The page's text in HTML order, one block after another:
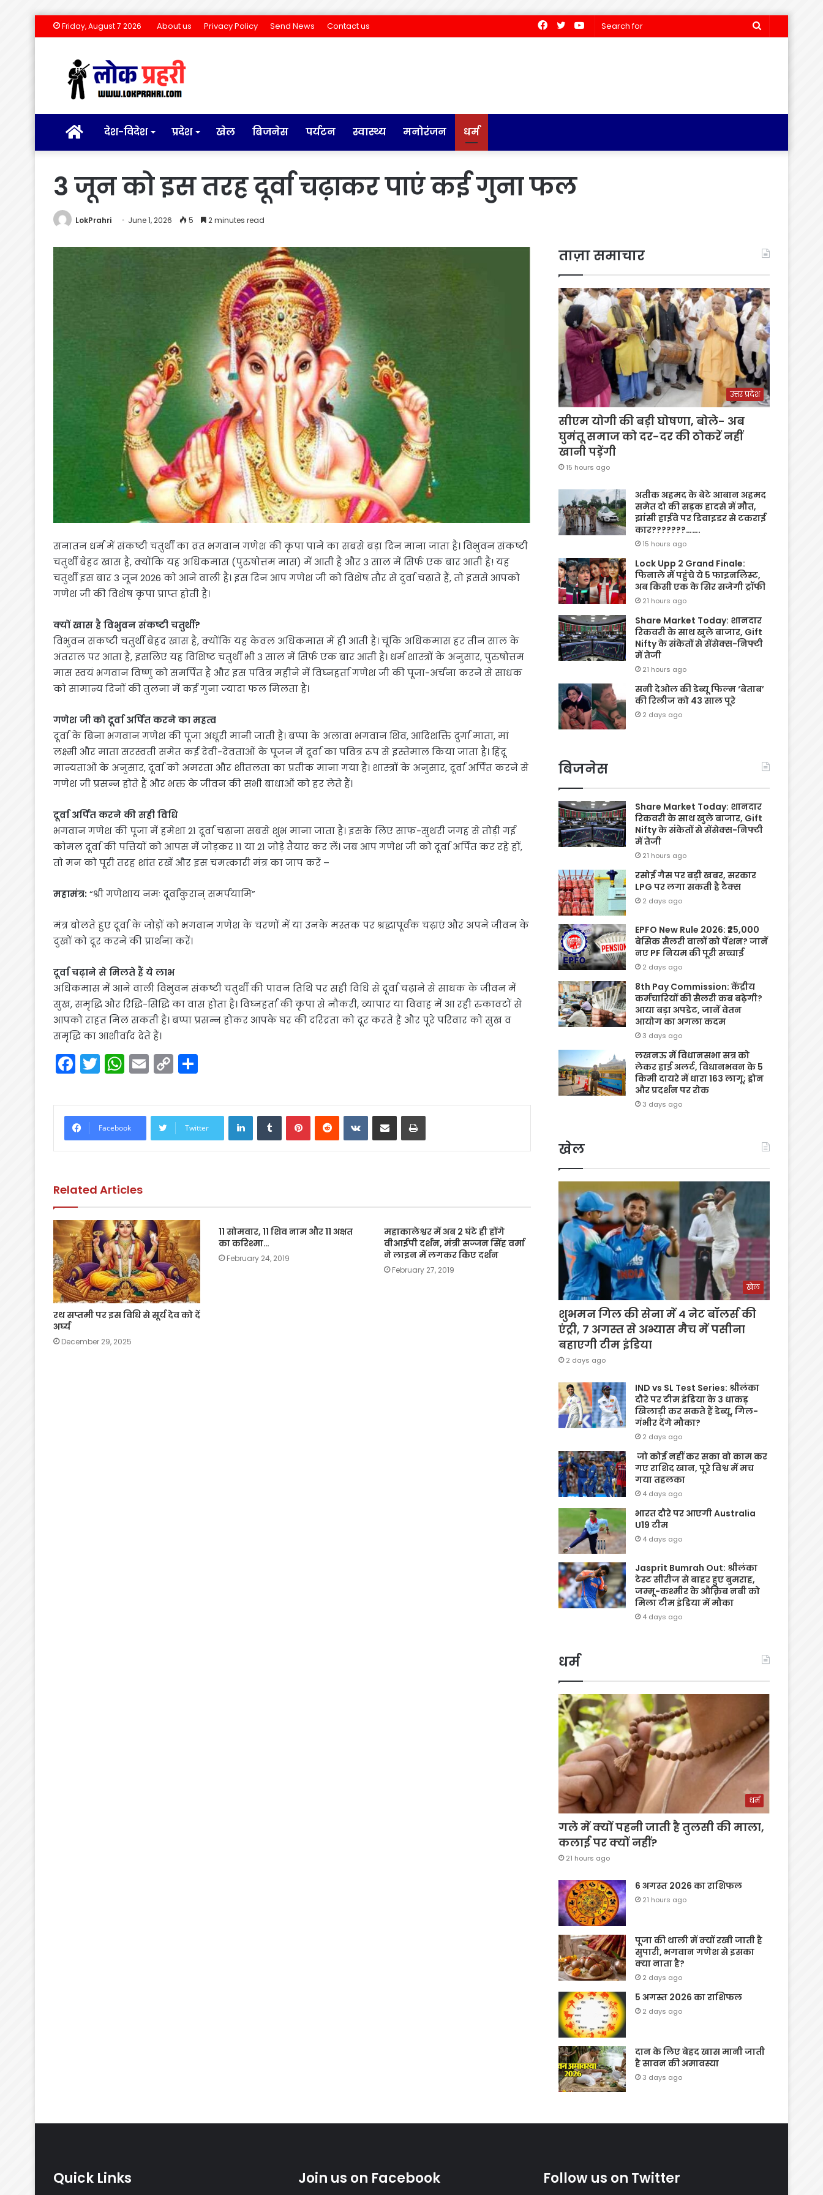
Friday, August 7 2026 About us Privacy Policy Send News Contact us
Search
YouTube
Twitter
Facebook
होम देश-विदेश प्रदेश खेल बिजनेस पर्यटन स्वास्थ्य मनोरंजन धर्म
3 जून को इस तरह दूर्वा चढ़ाकर पाएं कई गुना फल
LokPrahri June 1, 2026 5 2 minutes read
सनातन धर्म में संकष्टी चतुर्थी का व्रत भगवान गणेश की कृपा पाने का सबसे बड़ा दिन माना जाता है। विभुवन संकष्टी
चतुर्थी बेहद खास है, क्योंकि यह अधिकमास (पुरुषोत्तम मास) में आती है और 3 साल में सिर्फ एक बार आती है! यह
चतुर्थी इस बार 3 जून 2026 को आने वाली है। इस दिन आप गणेश जी को विशेष तौर से दुर्वा चढ़ाते हैं, तो इससे आपको
गणेश जी की विशेष कृपा प्राप्त होती है।
क्यों खास है विभुवन संकष्टी चतुर्थी?
विभुवन संकष्टी चतुर्थी बेहद खास है, क्योंकि यह केवल अधिकमास में ही आती है। चूंकि अधिकमास हर तीन साल के
अंतराल पर आता है, इसलिए यह विशिष्ट चतुर्थी भी 3 साल में सिर्फ एक बार आती है। धर्म शास्त्रों के अनुसार, पुरुषोत्तम
मास स्वयं भगवान विष्णु को समर्पित है और इस पवित्र महीने में विघ्नहर्ता गणेश जी की पूजा-अर्चना करने से साधक
को सामान्य दिनों की तुलना में कई गुना ज्यादा फल मिलता है।
गणेश जी को दूर्वा अर्पित करने का महत्व
दूर्वा के बिना भगवान गणेश की पूजा अधूरी मानी जाती है। बप्पा के अलावा भगवान शिव, आदिशक्ति दुर्गा माता, मां
लक्ष्मी और माता सरस्वती समेत कई देवी-देवताओं के पूजन में दूर्वा का पवित्र रूप से इस्तेमाल किया जाता है। हिंदू
मान्यताओं के अनुसार, दूर्वा को अमरता और शीतलता का प्रतीक माना गया है। शास्त्रों के अनुसार, दूर्वा अर्पित करने से
गणेश जी प्रसन्न होते हैं और भक्त के जीवन की सभी बाधाओं को हर लेते हैं।
दूर्वा अर्पित करने की सही विधि
भगवान गणेश की पूजा में हमेशा 21 दूर्वा चढ़ाना सबसे शुभ माना जाता है। इसके लिए साफ-सुथरी जगह से तोड़ी गई
कोमल दूर्वा की पत्तियों को आपस में जोड़कर 11 या 21 जोड़े तैयार कर लें। जब आप गणेश जी को दूर्वा अर्पित कर रहे हों,
तो मन को पूरी तरह शांत रखें और इस चमत्कारी मंत्र का जाप करें –
महामंत्र: “श्री गणेशाय नमः दूर्वांकुरान् समर्पयामि”
मंत्र बोलते हुए दूर्वा के जोड़ों को भगवान गणेश के चरणों में या उनके मस्तक पर श्रद्धापूर्वक चढ़ाएं और अपने जीवन के
दुखों को दूर करने की प्रार्थना करें।
दूर्वा चढ़ाने से मिलते हैं ये लाभ
अधिकमास में आने वाली विभुवन संकष्टी चतुर्थी की पावन तिथि पर सही विधि से दूर्वा चढ़ाने से साधक के जीवन में
सुख, समृद्धि और रिद्धि-सिद्धि का वास होता है। विघ्नहर्ता की कृपा से नौकरी, व्यापार या विवाह में आ रही रुकावटों से
आपको राहत मिल सकती है। बप्पा प्रसन्न होकर आपके घर की दरिद्रता को दूर करते हैं और पूरे परिवार को सुख व
समृद्धि का आशीर्वाद देते हैं।
F
a
c
e
b
o
k
T
w
itt
er
W
h
a
ts
A
p
E
m
ai
l
C
o
p
y
Li
ar
e
Facebook Twitter
LinkedInTumblrPinterestReddit VKontakte
Share via Email Print
Related Articles
रथ सप्तमी पर इस विधि से सूर्य देव को दें
अर्घ्य
December 29, 2025
11 सोमवार, 11 शिव नाम और 11 अक्षत
का करिश्मा…
February 24, 2019
महाकालेश्वर में अब 2 घंटे ही होंगे
वीआईपी दर्शन, मंत्री सज्जन सिंह वर्मा
ने लाइन में लगकर किए दर्शन
February 27, 2019
ताज़ा समाचार
उत्तर प्रदेश
सीएम योगी की बड़ी घोषणा, बोले- अब
घुमंतू समाज को दर-दर की ठोकरें नहीं
खानी पड़ेंगी
15 hours ago
अतीक अहमद के बेटे आबान अहमद
समेत दो की सड़क हादसे में मौत,
झांसी हाईवे पर डिवाइडर से टकराई
कार???????…….
15 hours ago
Lock Upp 2 Grand Finale:
फिनाले में पहुंचे ये 5 फाइनलिस्ट,
अब किसी एक के सिर सजेगी ट्रॉफी
21 hours ago
Share Market Today: शानदार
रिकवरी के साथ खुले बाजार, Gift
Nifty के संकेतों से सेंसेक्स-निफ्टी
में तेजी
21 hours ago
सनी देओल की डेब्यू फिल्म ‘बेताब’
की रिलीज को 43 साल पूरे
2 days ago
बिजनेस
Share Market Today: शानदार
रिकवरी के साथ खुले बाजार, Gift
Nifty के संकेतों से सेंसेक्स-निफ्टी
में तेजी
21 hours ago
रसोई गैस पर बड़ी खबर, सरकार
LPG पर लगा सकती है टैक्स
2 days ago
EPFO New Rule 2026: ₹25,000
बेसिक सैलरी वालों को पेंशन? जानें
नए PF नियम की पूरी सच्चाई
2 days ago
8th Pay Commission: केंद्रीय
कर्मचारियों की सैलरी कब बढ़ेगी?
आया बड़ा अपडेट, जानें वेतन
आयोग का अगला कदम
3 days ago
लखनऊ में विधानसभा सत्र को
लेकर हाई अलर्ट, विधानभवन के 5
किमी दायरे में धारा 163 लागू; ड्रोन
और प्रदर्शन पर रोक
3 days ago
खेल
खेल
शुभमन गिल की सेना में 4 नेट बॉलर्स की
एंट्री, 7 अगस्त से अभ्यास मैच में पसीना
बहाएगी टीम इंडिया
2 days ago
IND vs SL Test Series: श्रीलंका
दौरे पर टीम इंडिया के 3 धाकड़
खिलाड़ी कर सकते हैं डेब्यू, गिल-
गंभीर देंगे मौका?
2 days ago
जो कोई नहीं कर सका वो काम कर
गए राशिद खान, पूरे विश्व में मच
गया तहलका
4 days ago
भारत दौरे पर आएगी Australia
U19 टीम
4 days ago
Jasprit Bumrah Out: श्रीलंका
टेस्ट सीरीज से बाहर हुए बुमराह,
जम्मू-कश्मीर के औक़िब नबी को
मिला टीम इंडिया में मौका
4 days ago
धर्म
धर्म
गले में क्यों पहनी जाती है तुलसी की माला,
कलाई पर क्यों नहीं?
21 hours ago
6 अगस्त 2026 का राशिफल
21 hours ago
पूजा की थाली में क्यों रखी जाती है
सुपारी, भगवान गणेश से इसका
क्या नाता है?
2 days ago
5 अगस्त 2026 का राशिफल
2 days ago
दान के लिए बेहद खास मानी जाती
है सावन की अमावस्या
3 days ago
Quick Links Join us on Facebook Follow us on Twitter